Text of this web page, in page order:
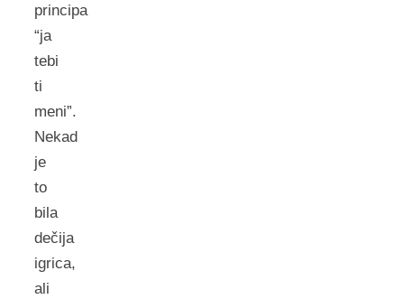
principa
“ja
tebi
ti
meni”.
Nekad
je
to
bila
dečija
igrica,
ali